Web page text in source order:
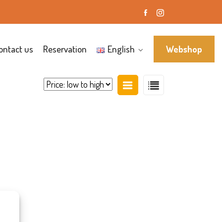
us Reservation English Webshop